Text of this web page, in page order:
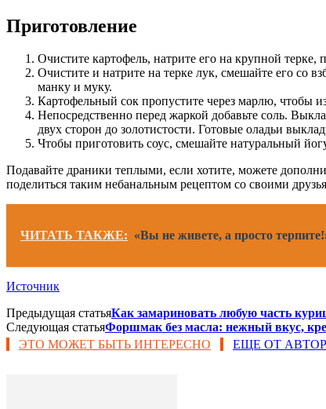
Приготовление
Очистите картофель, натрите его на крупной
Очистите и натрите на терке лук, смешайте его со
манку и муку.
Картофельный сок пропустите через марлю, чтобы
Непосредственно перед жаркой добавьте соль.
двух сторон до золотистости. Готовые оладьи
Чтобы приготовить соус, смешайте натуральный
Подавайте драники теплыми, если хотите, можете
поделиться таким небанальным рецептом со своими
ЧИТАТЬ ТАКЖЕ: «Вы не живете, а просто
Источник
Предыдущая статьяКак замариновать любую часть
Следующая статьяФоршмак без масла: нежный вкус,
ЭТО МОЖЕТ БЫТЬ ИНТЕРЕСНО
ЕЩЕ ОТ